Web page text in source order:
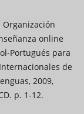
Organización
online
Portugués para
de
2009,
p. 1-12.